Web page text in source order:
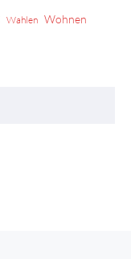
Wahlen Wohnen